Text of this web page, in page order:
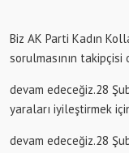
Biz AK Parti Kadın
sorulmasının takipçisi
devam edeceğiz.28
yaraları iyileştirmek
devam edeceğiz.28